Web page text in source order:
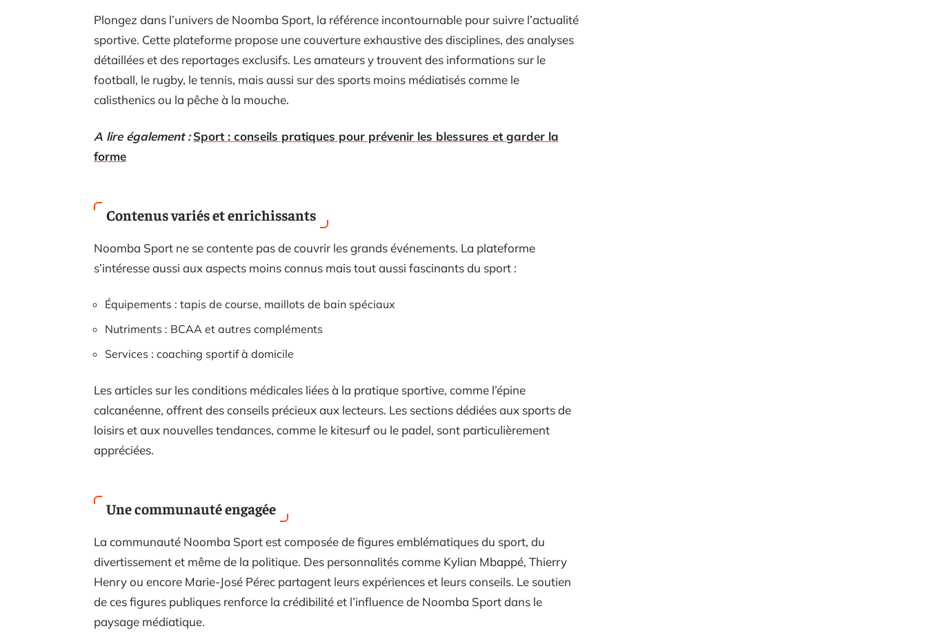
Plongez dans l’univers de Noomba Sport, la référence incontournable pour suivre l’actualité
sportive. Cette plateforme propose une couverture exhaustive des disciplines, des analyses
détaillées et des reportages exclusifs. Les amateurs y trouvent des informations sur le
football, le rugby, le tennis, mais aussi sur des sports moins médiatisés comme le
calisthenics ou la pêche à la mouche.
A lire également : Sport : conseils pratiques pour prévenir les blessures et garder la
forme
Contenus variés et enrichissants
Noomba Sport ne se contente pas de couvrir les grands événements. La plateforme
s’intéresse aussi aux aspects moins connus mais tout aussi fascinants du sport :
Équipements : tapis de course, maillots de bain spéciaux
Nutriments : BCAA et autres compléments
Services : coaching sportif à domicile
Les articles sur les conditions médicales liées à la pratique sportive, comme l’épine
calcanéenne, offrent des conseils précieux aux lecteurs. Les sections dédiées aux sports de
loisirs et aux nouvelles tendances, comme le kitesurf ou le padel, sont particulièrement
appréciées.
Une communauté engagée
La communauté Noomba Sport est composée de figures emblématiques du sport, du
divertissement et même de la politique. Des personnalités comme Kylian Mbappé, Thierry
Henry ou encore Marie-José Pérec partagent leurs expériences et leurs conseils. Le soutien
de ces figures publiques renforce la crédibilité et l’influence de Noomba Sport dans le
paysage médiatique.